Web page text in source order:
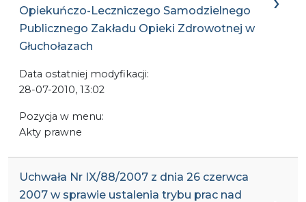
Opiekuńczo-Leczniczego Samodzielnego
Publicznego Zakładu Opieki Zdrowotnej w
Głuchołazach
Data ostatniej modyfikacji:
28-07-2010, 13:02
Pozycja w menu:
Akty prawne
Uchwała Nr IX/88/2007 z dnia 26 czerwca
2007 w sprawie ustalenia trybu prac nad